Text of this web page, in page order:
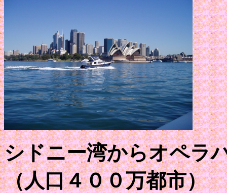
シドニー湾からオペラ
（人口４００万都市）